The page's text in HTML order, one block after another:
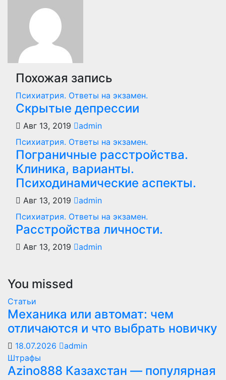
Похожая запись
Психиатрия. Ответы на экзамен.
Скрытые депрессии
Авг 13, 2019
admin
Психиатрия. Ответы на экзамен.
Пограничные расстройства.
Клиника, варианты.
Психодинамические аспекты.
Авг 13, 2019
admin
Психиатрия. Ответы на экзамен.
Расстройства личности.
Авг 13, 2019 admin
You missed
Статьи
Механика или автомат: чем
отличаются и что выбрать новичку
18.07.2026
admin
Штрафы
Azino888 Казахстан — популярная